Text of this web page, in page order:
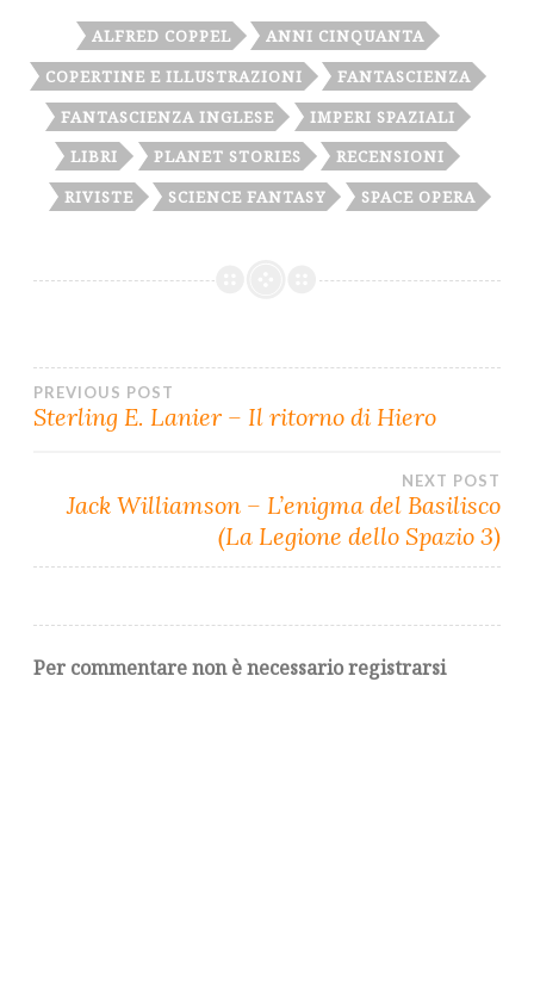
E
O
N
X
(
T
W
I
T
T
E
R
)
E
O
N
F
A
C
E
B
O
O
K
E
O
N
E
M
A
I
L
E
O
N
R
E
D
D
I
T
E
O
N
W
H
A
T
S
A
P
P
T
E
L
E
G
R
M
ALFRED COPPEL
ANNI CINQUANTA
COPERTINE E ILLUSTRAZIONI
FANTASCIENZA
FANTASCIENZA INGLESE
IMPERI SPAZIALI
LIBRI
PLANET STORIES
RECENSIONI
RIVISTE
SCIENCE FANTASY SPACE OPERA
Navigazione
articoli
PREVIOUS POST
Sterling E. Lanier – Il ritorno di Hiero
NEXT POST
Jack Williamson – L’enigma del Basilisco
(La Legione dello Spazio 3)
Per commentare non è necessario registrarsi